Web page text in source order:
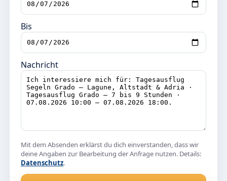
Bis
Nachricht
Mit dem Absenden erklärst du dich einverstanden, dass wir
deine Angaben zur Bearbeitung der Anfrage nutzen. Details:
Datenschutz.